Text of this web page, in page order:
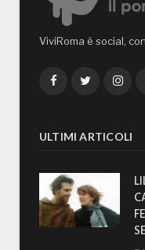
ViviRoma è social,
FacebookTwitter
ULTIMI ARTICOLI